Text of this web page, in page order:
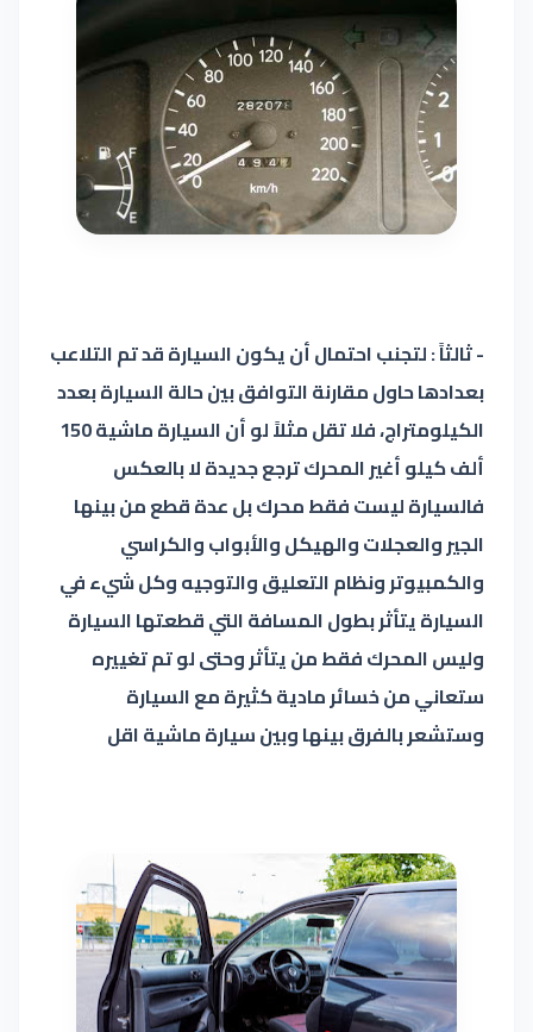
- ثالثاً : لتجنب احتمال أن يكون السيارة قد تم التلاعب
بعدادها حاول مقارنة التوافق بين حالة السيارة بعدد
الكيلومتراج، فلا تقل مثلاً لو أن السيارة ماشية 150
ألف كيلو أغير المحرك ترجع جديدة لا بالعكس
فالسيارة ليست فقط محرك بل عدة قطع من بينها
الجير والعجلات والهيكل والأبواب والكراسي
والكمبيوتر ونظام التعليق والتوجيه وكل شيء في
السيارة يتأثر بطول المسافة التي قطعتها السيارة
وليس المحرك فقط من يتأثر وحتى لو تم تغييره
ستعاني من خسائر مادية كثيرة مع السيارة
وستشعر بالفرق بينها وبين سيارة ماشية اقل